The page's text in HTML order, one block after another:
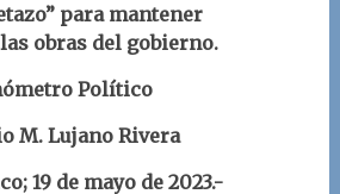
para mantener
obras del gobierno.
Político
M. Lujano Rivera
19 de mayo de 2023.-